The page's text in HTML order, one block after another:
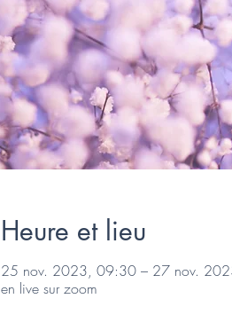
Heure et lieu
25 nov. 2023, 09:30 – 27 nov.
en live sur zoom